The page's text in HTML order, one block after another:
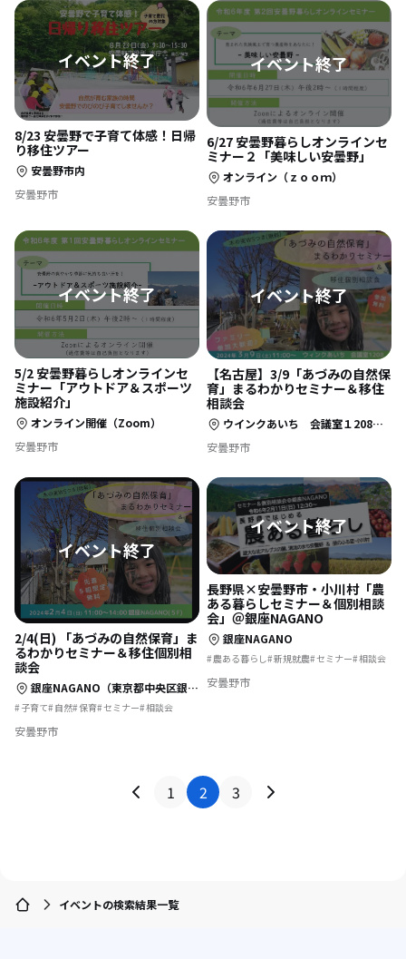
8/23 安曇野で子育て体感！日帰
り移住ツアー
安曇野市内
安曇野市
6/27 安曇野暮らしオンラインセ
ミナー２「美味しい安曇野」
オンライン（ｚｏｏｍ）
安曇野市
5/2 安曇野暮らしオンラインセ
ミナー「アウトドア＆スポーツ
施設紹介」
オンライン開催（Zoom）
安曇野市
【名古屋】3/9「あづみの自然保
育」まるわかりセミナー＆移住
相談会
ウインクあいち 会議室１208（愛知県名古屋市中村区名駅4丁目4-38）
安曇野市
2/4(日) 「あづみの自然保育」ま
るわかりセミナー＆移住個別相
談会
銀座NAGANO（東京都中央区銀座５丁目６−５ NOCOビル5階）
子育て 自然 保育 セミナー 相談会
安曇野市
長野県×安曇野市・小川村「農
ある暮らしセミナー＆個別相談
会」＠銀座NAGANO
銀座NAGANO
農ある暮らし 新規就農 セミナー 相談会
安曇野市
1 2 3
イベントの検索結果一覧